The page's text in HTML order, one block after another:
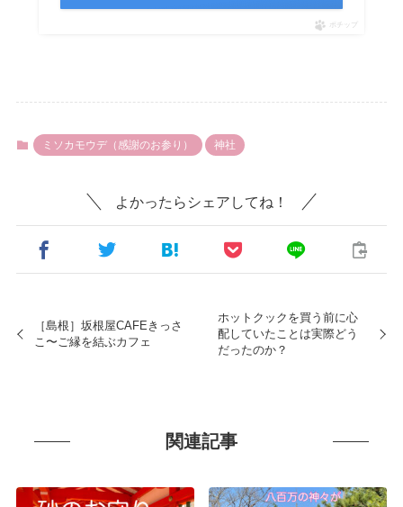
ポチップ
ミソカモウデ（感謝のお参り） 神社
よかったらシェアしてね！
［島根］坂根屋CAFEきっさ
こ〜ご縁を結ぶカフェ
ホットクックを買う前に心
配していたことは実際どう
だったのか？
関連記事